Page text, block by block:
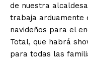
de nuestra
trabaja arduamente
navideños para el
Total, que habrá
para todas las